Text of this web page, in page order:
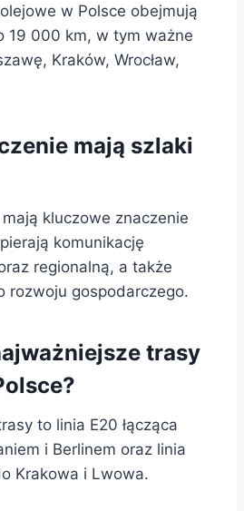
w Polsce obejmują
19 000 km, w tym ważne
Kraków, Wrocław,
mają szlaki
kluczowe znaczenie
komunikację
regionalną, a także
rozwoju gospodarczego.
trasy
to linia E20 łącząca
i Berlinem oraz linia
Krakowa i Lwowa.